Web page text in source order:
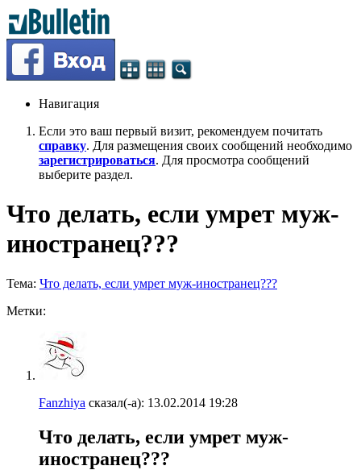
Навигация
Если это ваш первый визит, рекомендуем почитать
справку. Для размещения своих сообщений необходимо
зарегистрироваться. Для просмотра сообщений
выберите раздел.
Что делать, если умрет муж-
иностранец???
Тема: Что делать, если умрет муж-иностранец???
Метки:
Fanzhiya сказал(-а): 13.02.2014 19:28
Что делать, если умрет муж-
иностранец???